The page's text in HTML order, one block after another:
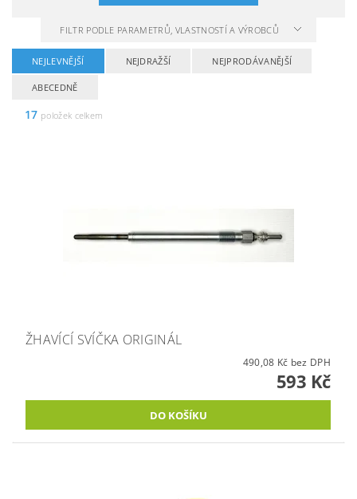
FILTR PODLE PARAMETRŮ, VLASTNOSTÍ A VÝROBCŮ
NEJLEVNĚJŠÍ NEJDRAŽŠÍ NEJPRODÁVANĚJŠÍ
ABECEDNĚ
17 položek celkem
ŽHAVÍCÍ SVÍČKA ORIGINÁL
490,08 Kč bez DPH
593 Kč